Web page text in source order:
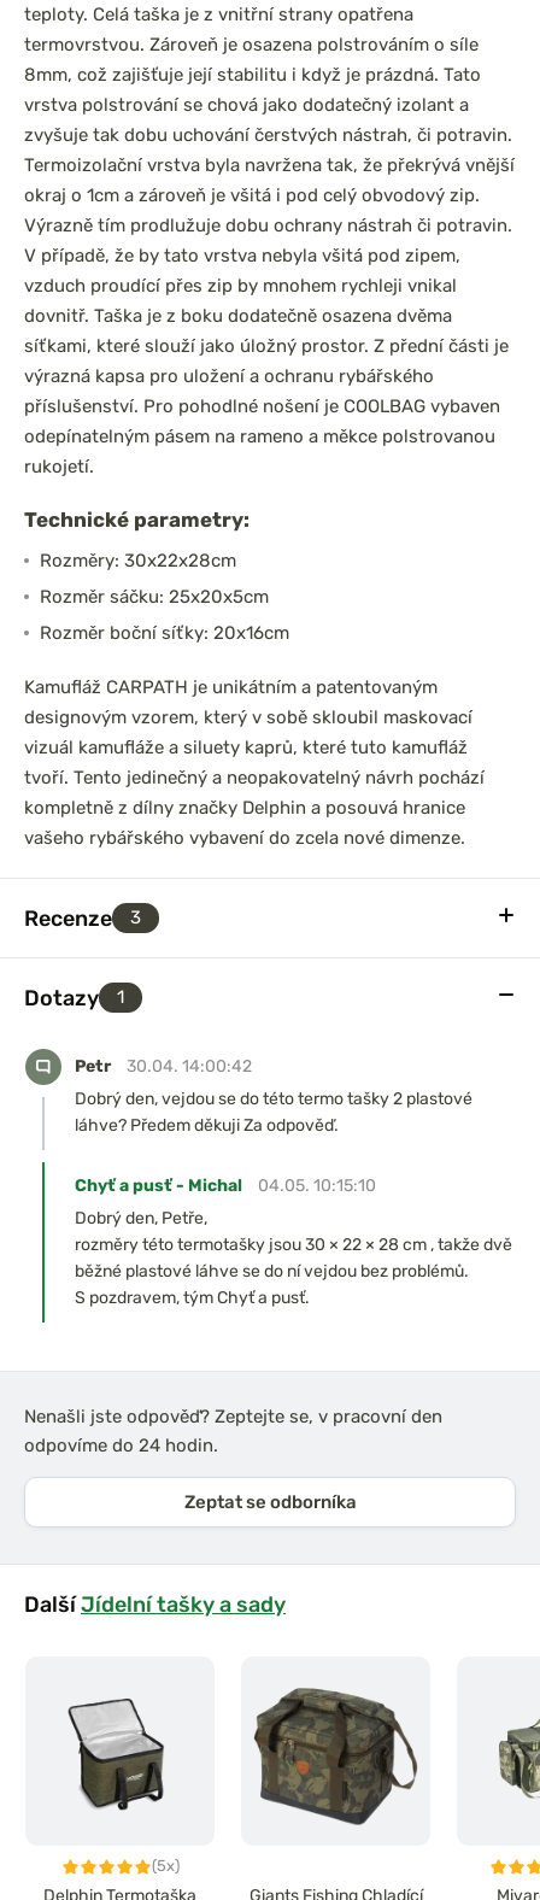
teploty. Celá taška je z vnitřní strany opatřena
termovrstvou. Zároveň je osazena polstrováním o síle
8mm, což zajišťuje její stabilitu i když je prázdná. Tato
vrstva polstrování se chová jako dodatečný izolant a
zvyšuje tak dobu uchování čerstvých nástrah, či potravin.
Termoizolační vrstva byla navržena tak, že překrývá vnější
okraj o 1cm a zároveň je všitá i pod celý obvodový zip.
Výrazně tím prodlužuje dobu ochrany nástrah či potravin.
V případě, že by tato vrstva nebyla všitá pod zipem,
vzduch proudící přes zip by mnohem rychleji vnikal
dovnitř. Taška je z boku dodatečně osazena dvěma
síťkami, které slouží jako úložný prostor. Z přední části je
výrazná kapsa pro uložení a ochranu rybářského
příslušenství. Pro pohodlné nošení je COOLBAG vybaven
odepínatelným pásem na rameno a měkce polstrovanou
rukojetí.
Technické parametry:
Rozměry: 30x22x28cm
Rozměr sáčku: 25x20x5cm
Rozměr boční síťky: 20x16cm
Kamufláž CARPATH je unikátním a patentovaným
designovým vzorem, který v sobě skloubil maskovací
vizuál kamufláže a siluety kaprů, které tuto kamufláž
tvoří. Tento jedinečný a neopakovatelný návrh pochází
kompletně z dílny značky Delphin a posouvá hranice
vašeho rybářského vybavení do zcela nové dimenze.
Recenze 3
Dotazy 1
Petr
30.04. 14:00:42
Dobrý den, vejdou se do této termo tašky 2 plastové
láhve? Předem děkuji Za odpověď.
Chyť a pusť - Michal
04.05. 10:15:10
Dobrý den, Petře,
rozměry této termotašky jsou 30 × 22 × 28 cm , takže dvě
běžné plastové láhve se do ní vejdou bez problémů.
S pozdravem, tým Chyť a pusť.
Nenašli jste odpověď? Zeptejte se, v pracovní den
odpovíme do 24 hodin.
Zeptat se odborníka
DalšíJídelní tašky a sady
(5x)